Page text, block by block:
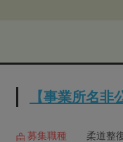
【事業所名非
募集職種 柔道整